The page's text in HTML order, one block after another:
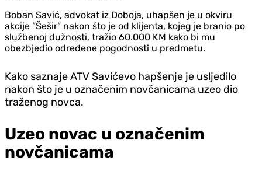
Boban Savić, advokat iz Doboja, uhapšen je u okviru
akcije ”Šešir” nakon što je od klijenta, kojeg je branio po
službenoj dužnosti, tražio 60.000 KM kako bi mu
obezbjedio određene pogodnosti u predmetu.
Kako saznaje ATV Savićevo hapšenje je usljedilo
nakon što je u označenim novčanicama uzeo dio
traženog novca.
Uzeo novac u označenim
novčanicama